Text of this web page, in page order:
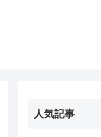
人気記事